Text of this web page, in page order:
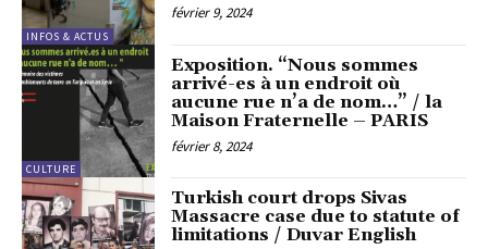
INFOS & ACTUS
février 9, 2024
CULTURE
Exposition. “Nous sommes
arrivé-es à un endroit où
aucune rue n’a de nom…” / la
Maison Fraternelle – PARIS
février 8, 2024
Turkish court drops Sivas
Massacre case due to statute of
limitations / Duvar English